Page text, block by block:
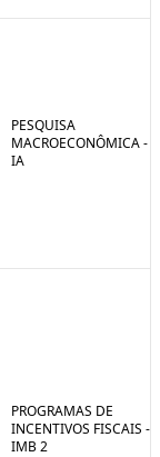
PESQUISA
MACROECONÔMICA -
IA
PROGRAMAS DE
INCENTIVOS FISCAIS -
IMB 2